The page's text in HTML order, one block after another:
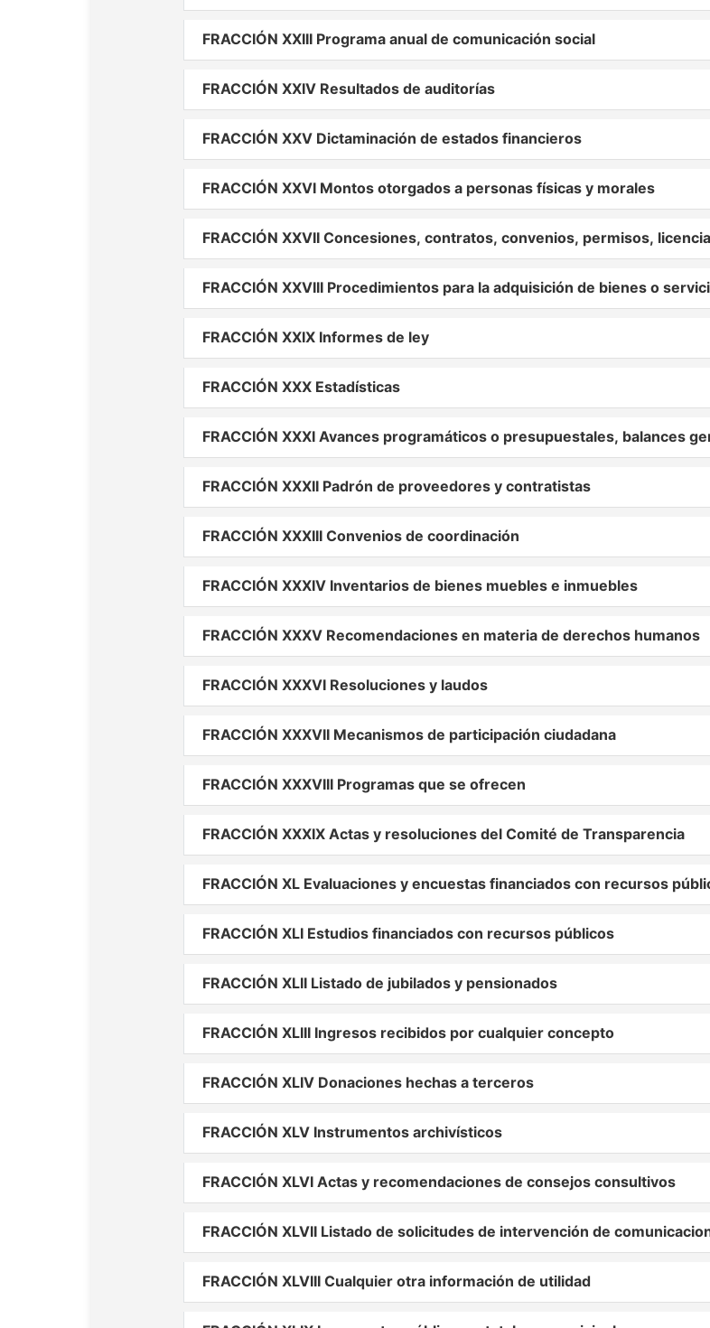
FRACCIÓN XXIII Programa anual de comunicación social
FRACCIÓN XXIV Resultados de auditorías
FRACCIÓN XXV Dictaminación de estados financieros
FRACCIÓN XXVI Montos otorgados a personas físicas y morales
FRACCIÓN XXVII Concesiones, contratos, convenios, permisos,
FRACCIÓN XXVIII Procedimientos para la adquisición de bienes o
FRACCIÓN XXIX Informes de ley
FRACCIÓN XXX Estadísticas
FRACCIÓN XXXI Avances programáticos o presupuestales, balances
FRACCIÓN XXXII Padrón de proveedores y contratistas
FRACCIÓN XXXIII Convenios de coordinación
FRACCIÓN XXXIV Inventarios de bienes muebles e inmuebles
FRACCIÓN XXXV Recomendaciones en materia de derechos humanos
FRACCIÓN XXXVI Resoluciones y laudos
FRACCIÓN XXXVII Mecanismos de participación ciudadana
FRACCIÓN XXXVIII Programas que se ofrecen
FRACCIÓN XXXIX Actas y resoluciones del Comité de Transparencia
FRACCIÓN XL Evaluaciones y encuestas financiados con recursos
FRACCIÓN XLI Estudios financiados con recursos públicos
FRACCIÓN XLII Listado de jubilados y pensionados
FRACCIÓN XLIII Ingresos recibidos por cualquier concepto
FRACCIÓN XLIV Donaciones hechas a terceros
FRACCIÓN XLV Instrumentos archivísticos
FRACCIÓN XLVI Actas y recomendaciones de consejos consultivos
FRACCIÓN XLVII Listado de solicitudes de intervención de
FRACCIÓN XLVIII Cualquier otra información de utilidad